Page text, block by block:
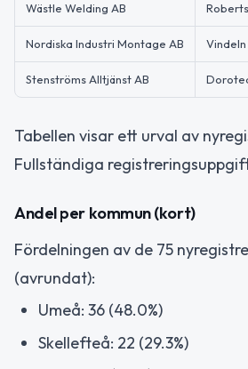
Wästle Welding AB
Nordiska Industri Montage AB Vindeln
Stenströms Alltjänst AB
Tabellen visar ett urval av
Fullständiga
Andel per kommun (kort)
Fördelningen av de 75
(avrundat):
Umeå: 36 (48.0%)
Skellefteå: 22 (29.3%)